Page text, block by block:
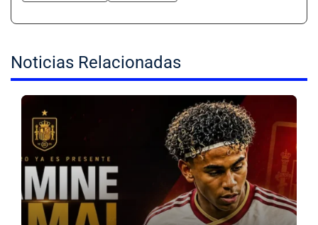
Noticias Relacionadas